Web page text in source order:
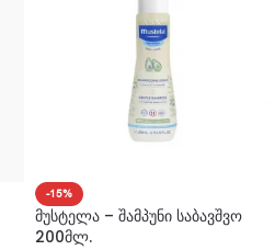
-15%
მუსტელა – შამპუნი საბავშვო
200მლ.